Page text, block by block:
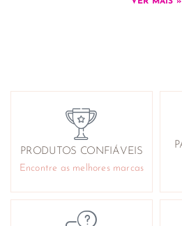
PRODUTOS CONFIÁVEIS
Encontre as melhores marcas